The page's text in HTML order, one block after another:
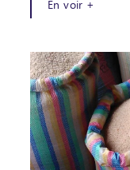
En voir +